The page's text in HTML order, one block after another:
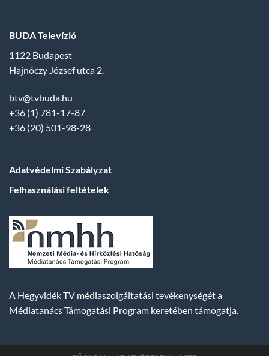
BUDA Televízió
1122 Budapest
Hajnóczy József utca 2.
btv@tvbuda.hu
+36 (1) 781-17-87
+36 (20) 501-98-28
Adatvédelmi Szabályzat
Felhasználási feltételek
A Hegyvidék TV médiaszolgáltatási tevékenységét a
Médiatanács Támogatási Program keretében támogatja.